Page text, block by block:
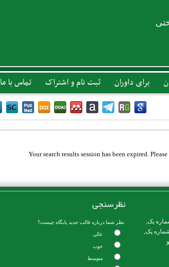
برای داوران ثبت نام و اشتراک تماس با ما
Your search results session has been expired. Please
یک,
یک,
نظرسنجی
نظر شما درباره قالب جدید پایگاه چیست؟
عالی
خوب
متوسط